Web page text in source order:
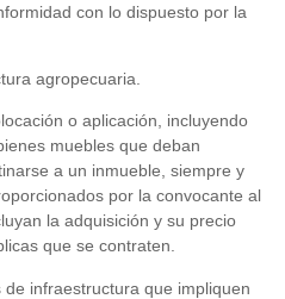
con lo dispuesto por la
agropecuaria.
o aplicación, incluyendo
muebles que deban
a un inmueble, siempre y
por la convocante al
la adquisición y su precio
que se contraten.
infraestructura que impliquen